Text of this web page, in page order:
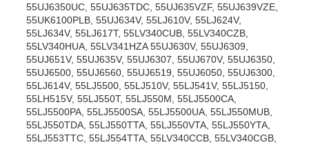
55UJ6350UC, 55UJ635TDC, 55UJ635VZF, 55UJ639VZE,
55UK6100PLB, 55UJ634V, 55LJ610V, 55LJ624V,
55LJ634V, 55LJ617T, 55LV340CUB, 55LV340CZB,
55LV340HUA, 55LV341HZA 55UJ630V, 55UJ6309,
55UJ651V, 55UJ635V, 55UJ6307, 55UJ670V, 55UJ6350,
55UJ6500, 55UJ6560, 55UJ6519, 55UJ6050, 55UJ6300,
55LJ614V, 55LJ5500, 55LJ510V, 55LJ541V, 55LJ5150,
55LH515V, 55LJ550T, 55LJ550M, 55LJ5500CA,
55LJ5500PA, 55LJ5500SA, 55LJ5500UA, 55LJ550MUB,
55LJ550TDA, 55LJ550TTA, 55LJ550VTA, 55LJ550YTA,
55LJ553TTC, 55LJ554TTA, 55LV340CCB, 55LV340CGB,